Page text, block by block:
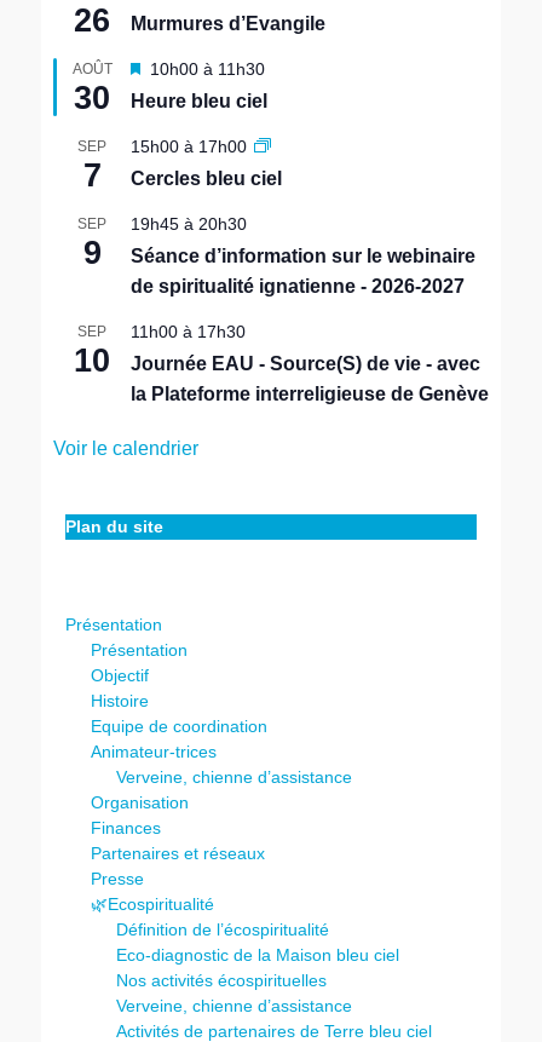
26 Murmures d’Evangile
AOÛT
30
M
s
e
a
a
n
10h00 à 11h30
Heure bleu ciel
SEP
7
15h00 à 17h00
Cercles bleu ciel
SEP
9
19h45 à 20h30
Séance d’information sur le webinaire
de spiritualité ignatienne - 2026-2027
SEP
10
11h00 à 17h30
Journée EAU - Source(S) de vie - avec
la Plateforme interreligieuse de Genève
Voir le calendrier
Plan du site
Présentation
Présentation
Objectif
Histoire
Equipe de coordination
Animateur-trices
Verveine, chienne d’assistance
Organisation
Finances
Partenaires et réseaux
Presse
🌿Ecospiritualité
Définition de l’écospiritualité
Eco-diagnostic de la Maison bleu ciel
Nos activités écospirituelles
Verveine, chienne d’assistance
Activités de partenaires de Terre bleu ciel